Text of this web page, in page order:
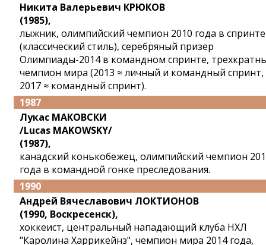
Никита Валерьевич КРЮКОВ
(1985),
лыжник, олимпийский чемпион 2010 года в спринте
(классический стиль), серебряный призер
Олимпиады-2014 в командном спринте,
чемпион мира (2013 ≈ личный и командный спринт,
2017 ≈ командный спринт).
1987
Лукас МАКОВСКИ
/Lucas MAKOWSKY/
(1987),
канадский конькобежец, олимпийский чемпион
года в командной гонке преследования.
1990
Андрей Вячеславович ЛОКТИОНОВ
(1990, Воскресенск),
хоккеист, центральный нападающий клуба НХЛ
"Каролина Харрикейнз", чемпион мира 2014 года,